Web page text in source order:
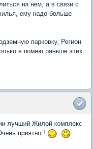
на нем, а в связи с
ему надо больше
парковку, Регион
я помню раньше этих
лучший Жилой комплекс
приятно !